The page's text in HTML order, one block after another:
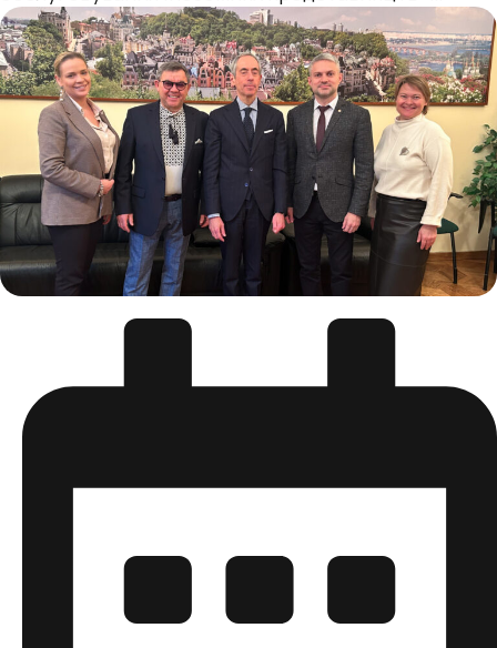
документ підписав